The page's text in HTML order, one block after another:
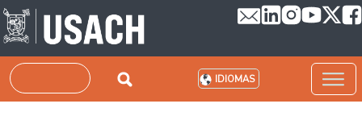
Pasar al contenido principal
Buscar IDIOMAS